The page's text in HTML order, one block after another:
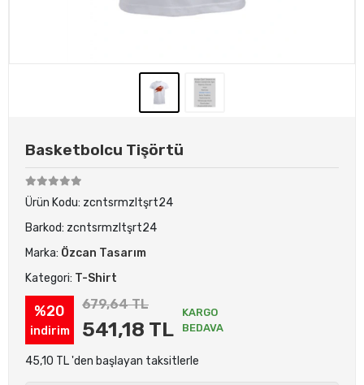
Basketbolcu Tişörtü
Ürün Kodu: zcntsrmzltşrt24
Barkod: zcntsrmzltşrt24
Marka: Özcan Tasarım
Kategori: T-Shirt
%20
indirim
679,64 TL
541,18 TL
KARGO
BEDAVA
45,10 TL 'den başlayan taksitlerle